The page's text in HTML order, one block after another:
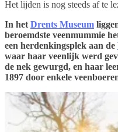
Het lijden is nog steeds af te
In het Drents Museum
beroemdste veenmummie
een herdenkingsplek aan de
waar haar veenlijk werd
de nek gewurgd, en haar
1897 door enkele